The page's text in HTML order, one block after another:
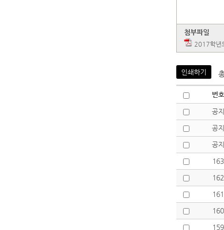
첨부파일
2017학년
인쇄하기
번호
공지
공지
공지
163
162
161
160
159